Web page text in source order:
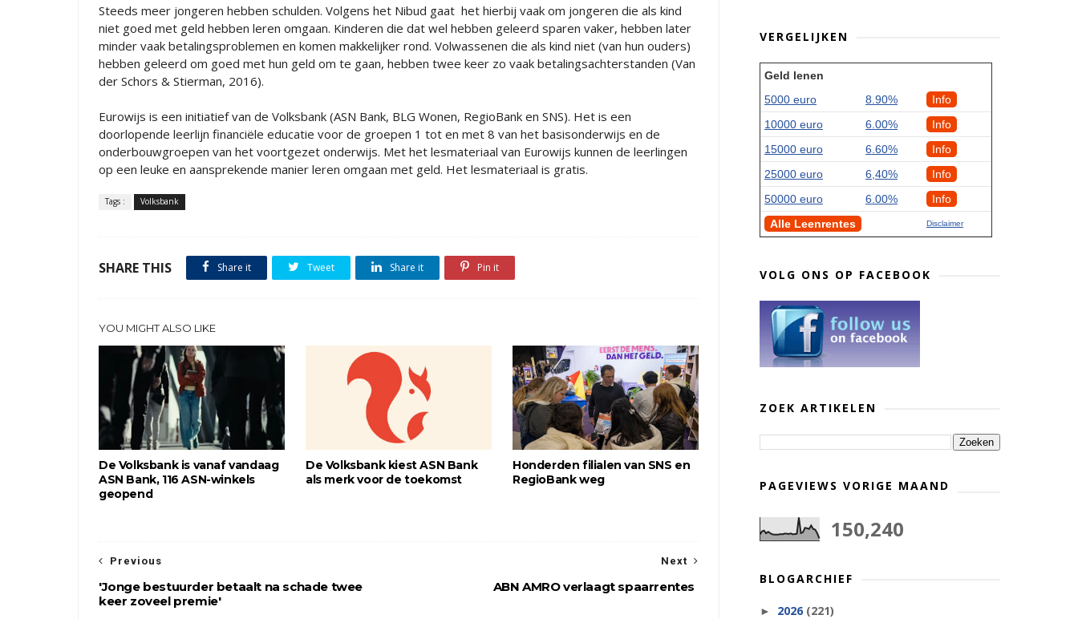
Steeds meer jongeren hebben schulden. Volgens het Nibud gaat het hierbij vaak om jongeren die als kind
niet goed met geld hebben leren omgaan. Kinderen die dat wel hebben geleerd sparen vaker, hebben later
minder vaak betalingsproblemen en komen makkelijker rond. Volwassenen die als kind niet (van hun ouders)
hebben geleerd om goed met hun geld om te gaan, hebben twee keer zo vaak betalingsachterstanden (Van
der Schors & Stierman, 2016).
Eurowijs is een initiatief van de Volksbank (ASN Bank, BLG Wonen, RegioBank en SNS). Het is een
doorlopende leerlijn financiële educatie voor de groepen 1 tot en met 8 van het basisonderwijs en de
onderbouwgroepen van het voortgezet onderwijs. Met het lesmateriaal van Eurowijs kunnen de leerlingen
op een leuke en aansprekende manier leren omgaan met geld. Het lesmateriaal is gratis.
Tags : Volksbank
SHARE THIS Share it Tweet Share it Pin it
YOU MIGHT ALSO LIKE
De Volksbank is vanaf vandaag
ASN Bank, 116 ASN-winkels
geopend
De Volksbank kiest ASN Bank
als merk voor de toekomst
Honderden filialen van SNS en
RegioBank weg
Next
ABN AMRO verlaagt spaarrentes
Previous
'Jonge bestuurder betaalt na schade twee
keer zoveel premie'
VERGELIJKEN
Geld lenen
5000 euro
8.90%
Info
10000 euro
6.00%
Info
15000 euro
6.60%
Info
25000 euro
6,40%
Info
50000 euro
6.00%
Info
Alle Leenrentes
Disclaimer
VOLG ONS OP FACEBOOK
ZOEK ARTIKELEN
PAGEVIEWS VORIGE MAAND
150,240
BLOGARCHIEF
► 2026 (221)